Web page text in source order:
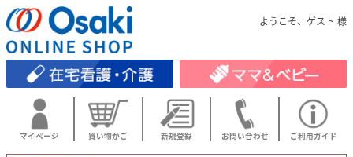
ようこそ、ゲスト 様
マイページ 買い物かご 新規登録 お問い合わせ ご利用ガイド